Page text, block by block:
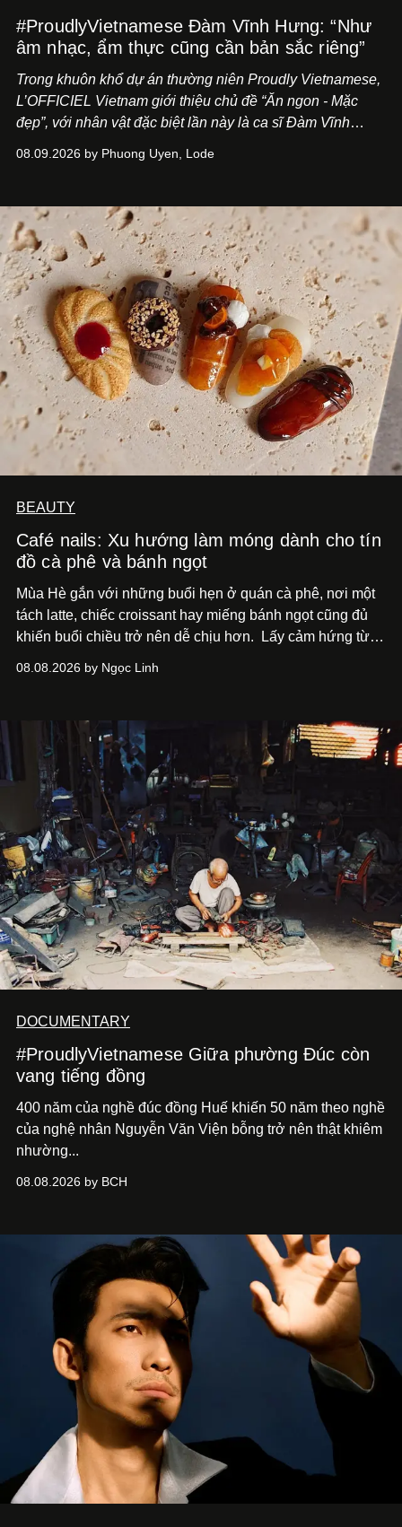
#ProudlyVietnamese Đàm Vĩnh Hưng: “Như
âm nhạc, ẩm thực cũng cần bản sắc riêng”
Trong khuôn khổ dự án thường niên Proudly Vietnamese,
L’OFFICIEL Vietnam giới thiệu chủ đề “Ăn ngon - Mặc
đẹp”, với nhân vật đặc biệt lần này là ca sĩ Đàm Vĩnh
Cà Phê Cà Pháo mang dấu ấn Indochine hoài niệm, thu
08.09.2026 by Phuong Uyen, Lode
BEAUTY
Café nails: Xu hướng làm móng dành cho tín
đồ cà phê và bánh ngọt
Mùa Hè gắn với những buổi hẹn ở quán cà phê, nơi một
tách latte, chiếc croissant hay miếng bánh ngọt cũng đủ
khiến buổi chiều trở nên dễ chịu hơn.
Lấy cảm hứng từ
sử dụng bảng màu nâu sữa, kem, trắng ngà cùng những
quán cà phê. Dưới đây là những mẫu nail được yêu thích
nhất của xu hướng này.
08.08.2026 by Ngọc Linh
DOCUMENTARY
#ProudlyVietnamese Giữa phường Đúc còn
vang tiếng đồng
400 năm của nghề đúc đồng Huế khiến 50 năm theo nghề
của nghệ nhân Nguyễn Văn Viện bỗng trở nên thật khiêm
nhường...
08.08.2026 by BCH